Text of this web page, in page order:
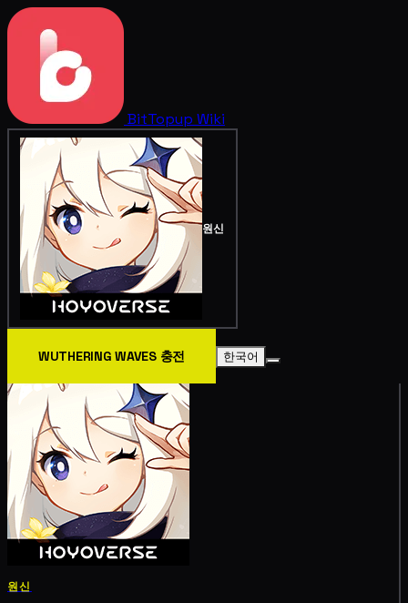
BitTopup Wiki
원신
WUTHERING WAVES 충전 한국어
원신